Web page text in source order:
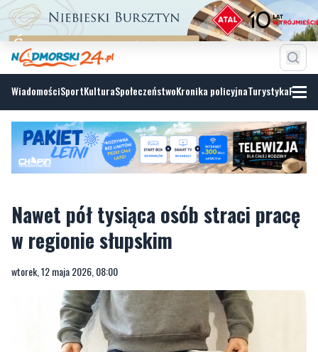
WiadomościSportKulturaSpołeczeństwoKronika policyjnaTurystyka
Nawet pół tysiąca osób straci pracę
w regionie słupskim
wtorek, 12 maja 2026, 08:00